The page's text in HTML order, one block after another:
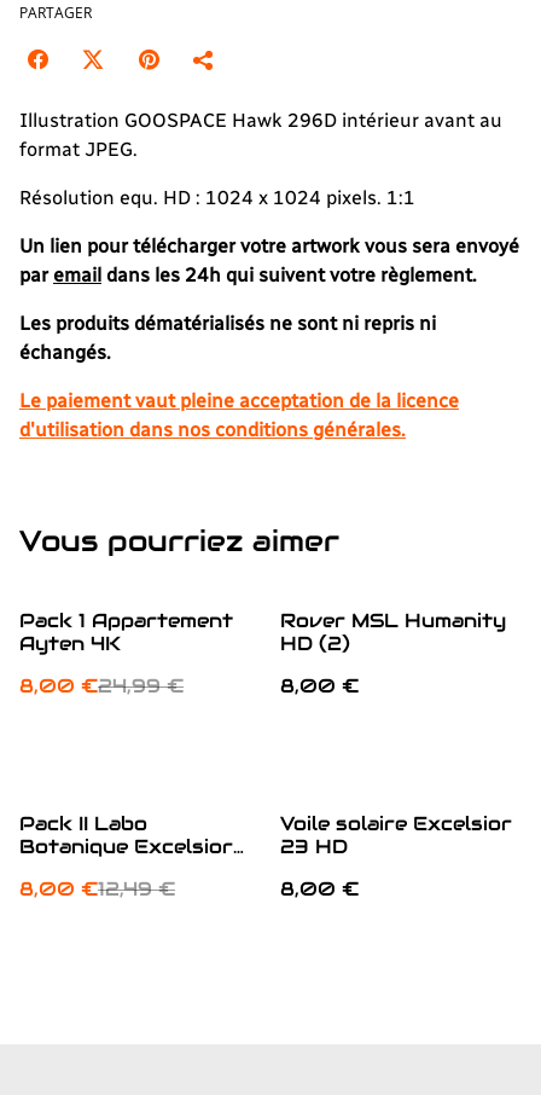
PARTAGER
Illustration GOOSPACE Hawk 296D intérieur avant au
format JPEG.
Résolution equ. HD : 1024 x 1024 pixels. 1:1
Un lien pour télécharger votre artwork vous sera envoyé
paremail dans les 24h qui suivent votre règlement.
Les produits dématérialisés ne sont ni repris ni
échangés.
Le paiement vaut pleine acceptation de la licence
d'utilisation dans nos conditions générales.
Vous pourriez aimer
%
Pack 1 Appartement
Ayten 4K
8,00 €24,99 €
Rover MSL Humanity
HD (2)
8,00 €
%
Pack II Labo
Botanique Excelsior
8,00 €12,49 €
Voile solaire Excelsior
23 HD
8,00 €